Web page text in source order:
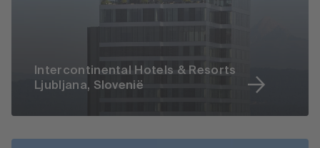
Intercontinental Hotels & Resorts
Ljubljana, Slovenië